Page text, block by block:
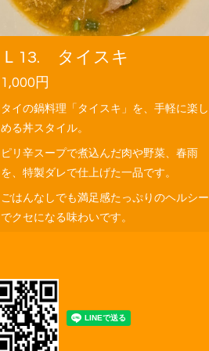
Ｌ13. タイスキ
1,000円
タイの鍋料理「タイスキ」を、手軽に楽し
める丼スタイル。
ピリ辛スープで煮込んだ肉や野菜、春雨
を、特製ダレで仕上げた一品です。
ごはんなしでも満足感たっぷりのヘルシー
でクセになる味わいです。